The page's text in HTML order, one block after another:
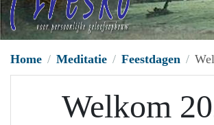
Home Meditatie Feestdagen
Welkom